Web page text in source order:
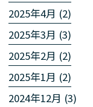
2025年4月 (2)
2025年3月 (3)
2025年2月 (2)
2025年1月 (2)
2024年12月 (3)